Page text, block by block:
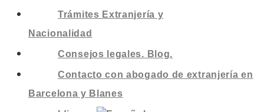
Trámites Extranjería y
Nacionalidad
Consejos legales. Blog.
Contacto con abogado de extranjería en
Barcelona y Blanes